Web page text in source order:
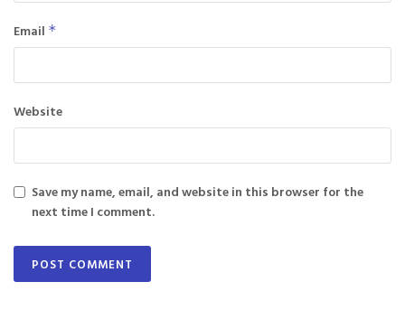
Email *
Website
Save my name, email, and website in this browser for the
next time I comment.